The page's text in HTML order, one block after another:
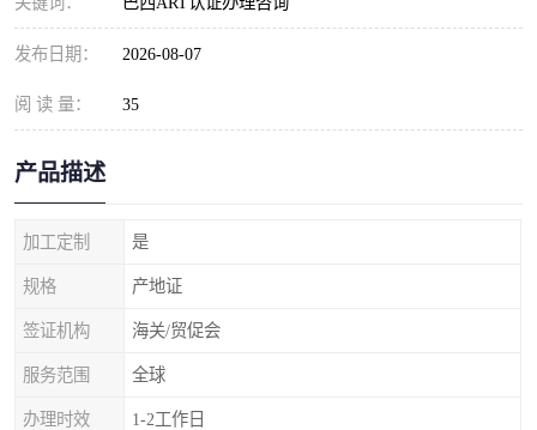
发布日期： 2026-08-07
阅 读 量： 35
产品描述
加工定制 是
规格 产地证
签证机构 海关/贸促会
服务范围 全球
办理时效 1-2工作日